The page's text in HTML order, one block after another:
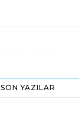
SON YAZILAR